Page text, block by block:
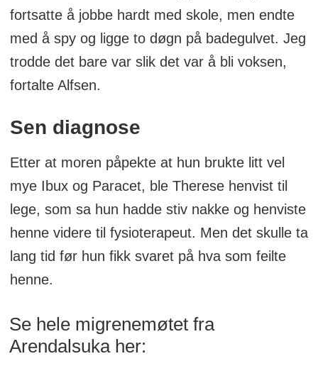
hemmeren, en medisin spesiallaget for
å behandle migrene, opplevde Therese
en dramatisk forbedring. Hun gikk fra å
ha 25 migrenedager i måneden til å ha
to-tre dager per måned med anfall.
Tilbake i jobb
: De nye
migrenemedisinene var i begynnelsen
ikke dekket av staten, så Therese måtte
tømme sparekontoen og låne penger
fra venner og familie for å betale for
aktivt i sønnens liv. Hun understreker
viktigheten av tidlig og riktig behandling
fortsatte å jobbe hardt med skole, men endte
med å spy og ligge to døgn på badegulvet. Jeg
trodde det bare var slik det var å bli voksen,
fortalte Alfsen.
Sen diagnose
Etter at moren påpekte at hun brukte litt vel
mye Ibux og Paracet, ble Therese henvist til
lege, som sa hun hadde stiv nakke og henviste
henne videre til fysioterapeut. Men det skulle ta
lang tid før hun fikk svaret på hva som feilte
henne.
Se hele migrenemøtet fra
Arendalsuka her: